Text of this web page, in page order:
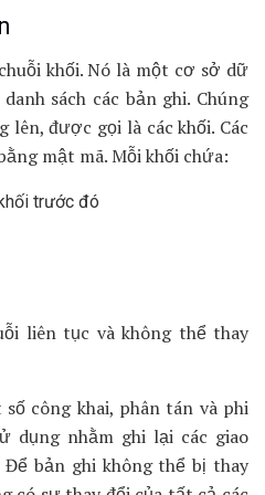
khối. Nó là một cơ sở dữ
sách các bản ghi. Chúng
được gọi là các khối. Các
mật mã. Mỗi khối chứa:
trước đó
liên tục và không thể thay
công khai, phân tán và phi
dụng nhằm ghi lại các giao
bản ghi không thể bị thay